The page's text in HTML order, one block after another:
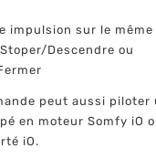
impulsion sur le
Descendre ou
peut aussi piloter
en moteur Somfy iO
iO.